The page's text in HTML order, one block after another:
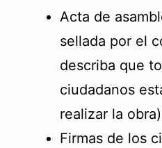
Acta de
sellada por el
describa que
ciudadanos
realizar la obra)
Firmas de los